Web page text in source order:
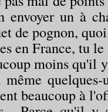
envoyer un à
de pognon,
en France, tu le
moins qu'il
quelques-
beaucoup à